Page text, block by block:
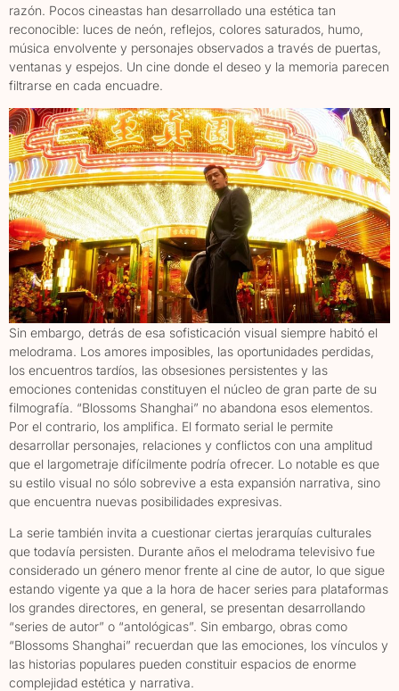
razón. Pocos cineastas han desarrollado una estética tan
reconocible: luces de neón, reflejos, colores saturados, humo,
música envolvente y personajes observados a través de puertas,
ventanas y espejos. Un cine donde el deseo y la memoria parecen
filtrarse en cada encuadre.
Sin embargo, detrás de esa sofisticación visual siempre habitó el
melodrama. Los amores imposibles, las oportunidades perdidas,
los encuentros tardíos, las obsesiones persistentes y las
emociones contenidas constituyen el núcleo de gran parte de su
filmografía. “Blossoms Shanghai” no abandona esos elementos.
Por el contrario, los amplifica. El formato serial le permite
desarrollar personajes, relaciones y conflictos con una amplitud
que el largometraje difícilmente podría ofrecer. Lo notable es que
su estilo visual no sólo sobrevive a esta expansión narrativa, sino
que encuentra nuevas posibilidades expresivas.
La serie también invita a cuestionar ciertas jerarquías culturales
que todavía persisten. Durante años el melodrama televisivo fue
considerado un género menor frente al cine de autor, lo que sigue
estando vigente ya que a la hora de hacer series para plataformas
los grandes directores, en general, se presentan desarrollando
“series de autor” o “antológicas”. Sin embargo, obras como
“Blossoms Shanghai” recuerdan que las emociones, los vínculos y
las historias populares pueden constituir espacios de enorme
complejidad estética y narrativa.